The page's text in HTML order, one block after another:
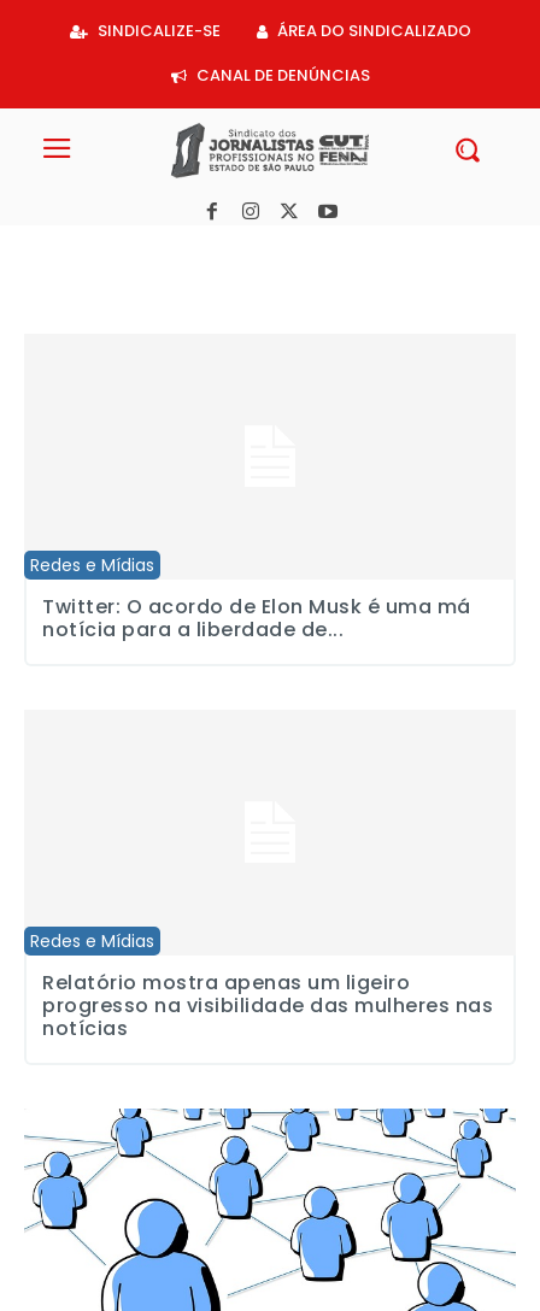
SINDICALIZE-SE
ÁREA DO SINDICALIZADO
CANAL DE DENÚNCIAS
Redes e Mídias
Twitter: O acordo de Elon Musk é uma má
notícia para a liberdade de...
Redes e Mídias
Relatório mostra apenas um ligeiro
progresso na visibilidade das mulheres nas
notícias
Participe da pesquisa sobre a relação jornalistas e redes